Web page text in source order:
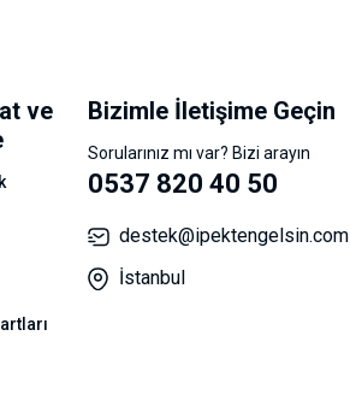
ve
Bizimle İletişime Geçin
Sorularınız mı var? Bizi arayın
0537 820 40 50
destek@ipektengelsin.com
İstanbul